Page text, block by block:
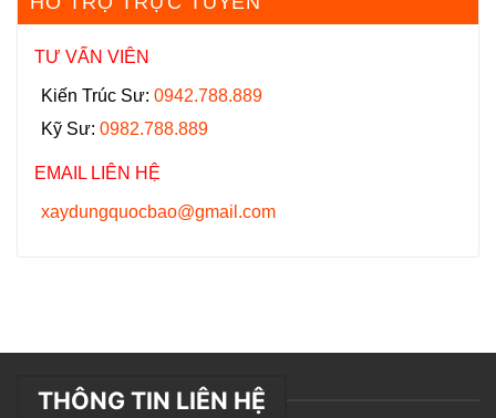
TƯ VẤN VIÊN
Kiến Trúc Sư: 0942.788.889
Kỹ Sư: 0982.788.889
EMAIL LIÊN HỆ
xaydungquocbao@gmail.com
THÔNG TIN LIÊN HỆ